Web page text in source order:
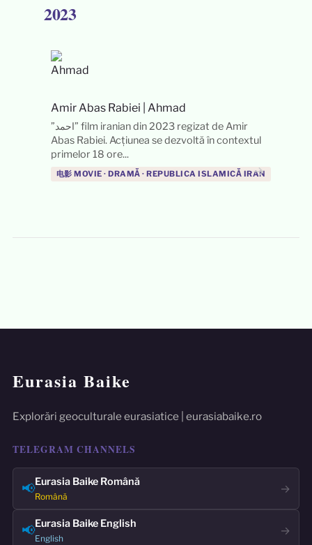
2023
Amir Abas Rabiei Ahmad
”احمد” film iranian din 2023 regizat de Amir
Abas Rabiei. Acțiunea se dezvoltă în contextul
primelor 18 ore...
电影 MOVIE · DRAMĂ · REPUBLICA ISLAMICĂ IRAN
→
Eurasia Baike
Explorări geoculturale eurasiatice | eurasiabaike.ro
TELEGRAM CHANNELS
📢Eurasia Baike Română
Română
→
📢Eurasia Baike English
English
→